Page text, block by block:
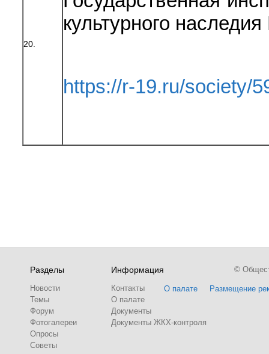
20.
культурного
https://r-19.ru/society/
Разделы
Новости
Темы
Форум
Фотогалереи
Опросы
Советы
Информация
Контакты
О палате
Документы
Документы ЖКХ-контроля
О палате Размещение
©